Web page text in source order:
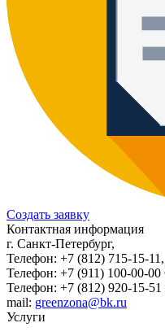
Создать заявку
Контактная информация
г. Санкт-Петербург,
Телефон: +7 (812) 715-15-11,
Телефон: +7 (911) 100-00-00
Телефон: +7 (812) 920-15-51
mail: greenzona@bk.ru
Услуги